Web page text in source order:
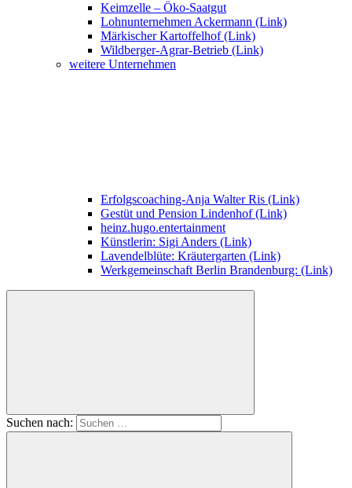
Keimzelle – Öko-Saatgut
Lohnunternehmen Ackermann (Link)
Märkischer Kartoffelhof (Link)
Wildberger-Agrar-Betrieb (Link)
weitere Unternehmen
Erfolgscoaching-Anja Walter Ris (Link)
Gestüt und Pension Lindenhof (Link)
heinz.hugo.entertainment
Künstlerin: Sigi Anders (Link)
Lavendelblüte: Kräutergarten (Link)
Werkgemeinschaft Berlin Brandenburg: (Link)
Suchen nach: